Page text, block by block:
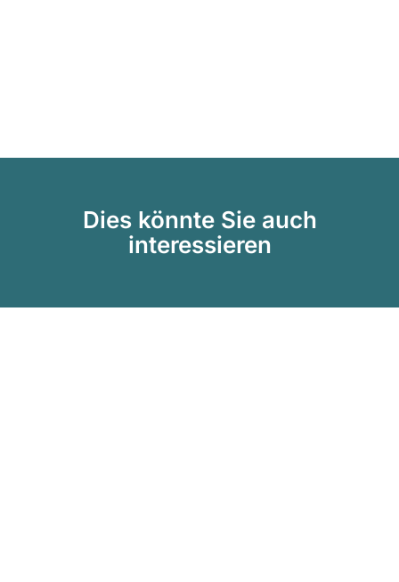
Dies könnte Sie auch
interessieren